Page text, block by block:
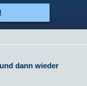
dann wieder